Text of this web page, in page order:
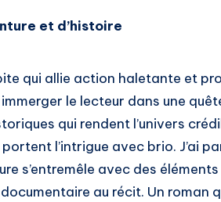
et d’histoire
qui allie action haletante et
le lecteur dans une
qui rendent l’univers
l’intrigue avec brio. J’ai
s’entremêle avec des
au récit. Un roman